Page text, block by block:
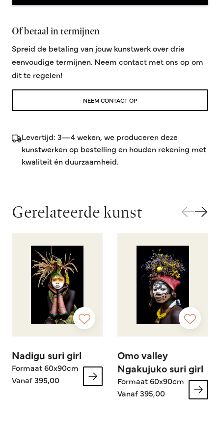
Of betaal in termijnen
Spreid de betaling van jouw kunstwerk over drie
eenvoudige termijnen. Neem contact met ons op om
dit te regelen!
NEEM CONTACT OP
Levertijd: 3—4 weken, we produceren deze
kunstwerken op bestelling en houden rekening met
kwaliteit én duurzaamheid.
Gerelateerde kunst
Nadigu suri girl
Formaat 60x90cm
Vanaf 395,00
Omo valley
Ngakujuko suri girl
Formaat 60x90cm
Vanaf 395,00